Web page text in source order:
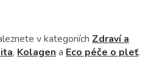
v kategoriích Zdraví a
, Kolagen a Eco péče o pleť.